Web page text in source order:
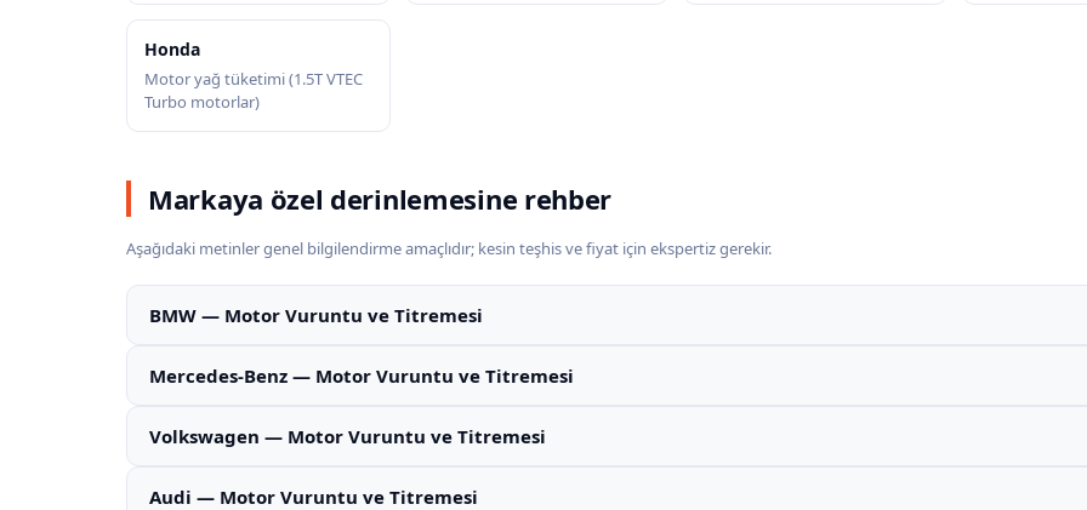
Honda
Motor yağ tüketimi (1.5T VTEC
Turbo motorlar)
Markaya özel derinlemesine rehber
Aşağıdaki metinler genel bilgilendirme amaçlıdır; kesin teşhis ve fiyat için ekspertiz gerekir.
BMW — Motor Vuruntu ve Titremesi
Mercedes-Benz — Motor Vuruntu ve Titremesi
Volkswagen — Motor Vuruntu ve Titremesi
Audi — Motor Vuruntu ve Titremesi